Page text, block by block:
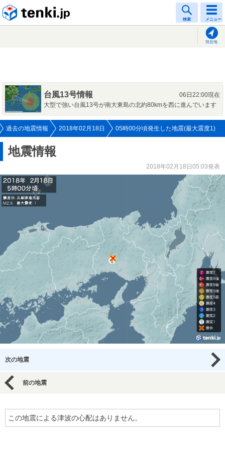
検索 メニュー
現在地
台風13号情報
06日22:00現在
大型で強い台風13号が南大東島の北約80kmを西に進んでいます
過去の地震情報 2018年02月18日 05時00分頃発生した地震(最大震度1)
地震情報
2018年02月18日05:03発表
次の地震
前の地震
この地震による津波の心配はありません。